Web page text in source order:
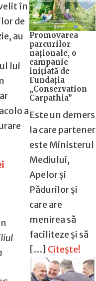
în
de
au
lui
a
Promovarea
parcurilor
naționale, o
campanie
inițiată de
Fundația
„Conservation
Carpathia”
Este un demers
la care partener
este Ministerul
Mediului,
Apelor și
Pădurilor și
care are
menirea să
faciliteze și să
[…] Citește!